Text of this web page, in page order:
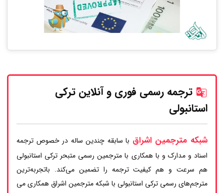
ترجمه رسمی فوری و آنلاین ترکی
استانبولی
شبکه مترجمین اشراق با سابقه چندین ساله در خصوص ترجمه
اسناد و مدارک و با همکاری با مترجمین رسمی متبحر ترکی استانبولی
هم سرعت و هم کیفیت ترجمه را تضمین می‌کند. باتجربه‌ترین
مترجم‌های رسمی ترکی استانبولی با شبکه مترجمین اشراق همکاری می